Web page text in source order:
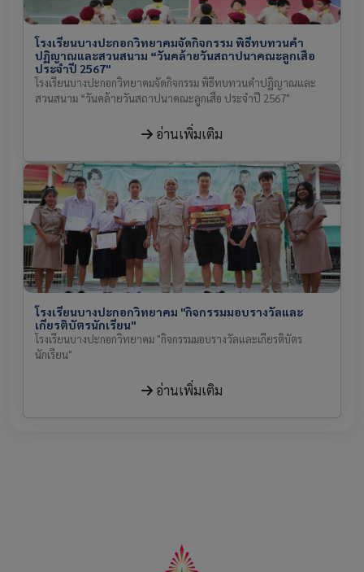
โรงเรียนบางปะกอกวิทยาคมจัดกิจกรรม พิธีทบทวนคำ
ปฏิญาณและสวนสนาม “วันคล้ายวันสถาปนาคณะลูกเสือ
ประจำปี 2567"
โรงเรียนบางปะกอกวิทยาคมจัดกิจกรรม พิธีทบทวนคำปฏิญาณและ
สวนสนาม “วันคล้ายวันสถาปนาคณะลูกเสือ ประจำปี 2567"
อ่านเพิ่มเติม
โรงเรียนบางปะกอกวิทยาคม "กิจกรรมมอบรางวัลและ
เกียรติบัตรนักเรียน"
โรงเรียนบางปะกอกวิทยาคม "กิจกรรมมอบรางวัลและเกียรติบัตร
นักเรียน"
อ่านเพิ่มเติม